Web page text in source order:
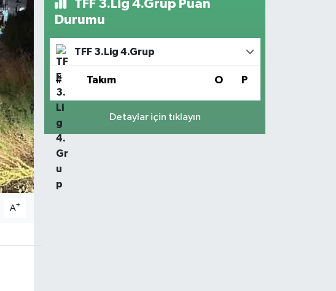
A+
TFF 3.Lig 4.Grup Puan
Durumu
TFF 3.Lig 4.Grup
# Takım O P
Detaylar için tıklayın